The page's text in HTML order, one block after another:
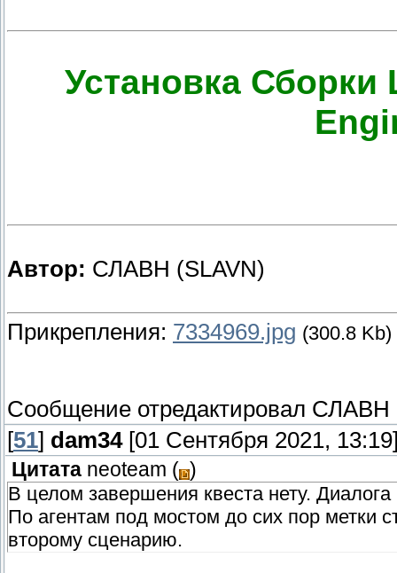
Установка Сборки
Автор: СЛАВН (SLAVN)
Прикрепления: 7334969.jpg (300.8 Kb)
Сообщение отредактировал СЛАВН
[51] dam34[01 Сентября 2021,
Цитата neoteam ( )
В целом завершения квеста нету.
По агентам под мостом до сих пор метки
второму сценарию.